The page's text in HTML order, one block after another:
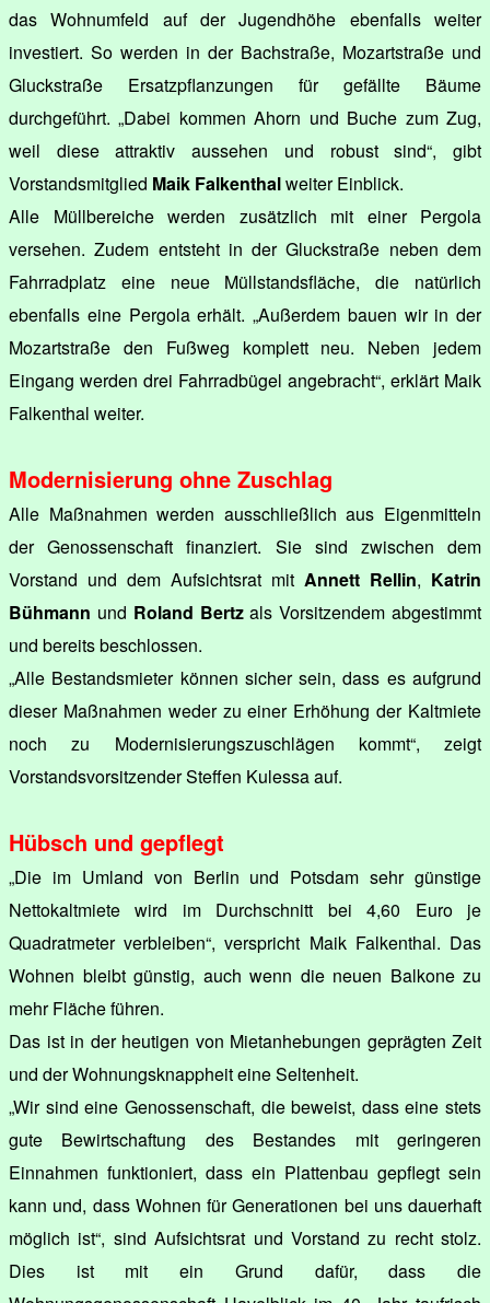
das Wohnumfeld auf der Jugendhöhe ebenfalls weiter
investiert. So werden in der Bachstraße, Mozartstraße und
Gluckstraße Ersatzpflanzungen für gefällte Bäume
durchgeführt. „Dabei kommen Ahorn und Buche zum Zug,
weil diese attraktiv aussehen und robust sind“, gibt
Vorstandsmitglied Maik Falkenthalweiter Einblick.
Alle Müllbereiche werden zusätzlich mit einer Pergola
versehen. Zudem entsteht in der Gluckstraße neben dem
Fahrradplatz eine neue Müllstandsfläche, die natürlich
ebenfalls eine Pergola erhält. „Außerdem bauen wir in der
Mozartstraße den Fußweg komplett neu. Neben jedem
Eingang werden drei Fahrradbügel angebracht“, erklärt Maik
Falkenthal weiter.
Modernisierung ohne Zuschlag
Alle Maßnahmen werden ausschließlich aus Eigenmitteln
der Genossenschaft finanziert. Sie sind zwischen dem
Vorstand und dem Aufsichtsrat mit Annett Rellin, Katrin
Bühmann und Roland Bertzals Vorsitzendem abgestimmt
und bereits beschlossen.
„Alle Bestandsmieter können sicher sein, dass es aufgrund
dieser Maßnahmen weder zu einer Erhöhung der Kaltmiete
noch zu Modernisierungszuschlägen kommt“, zeigt
Vorstandsvorsitzender Steffen Kulessa auf.
Hübsch und gepflegt
„Die im Umland von Berlin und Potsdam sehr günstige
Nettokaltmiete wird im Durchschnitt bei 4,60 Euro je
Quadratmeter verbleiben“, verspricht Maik Falkenthal. Das
Wohnen bleibt günstig, auch wenn die neuen Balkone zu
mehr Fläche führen.
Das ist in der heutigen von Mietanhebungen geprägten Zeit
und der Wohnungsknappheit eine Seltenheit.
„Wir sind eine Genossenschaft, die beweist, dass eine stets
gute Bewirtschaftung des Bestandes mit geringeren
Einnahmen funktioniert, dass ein Plattenbau gepflegt sein
kann und, dass Wohnen für Generationen bei uns dauerhaft
möglich ist“, sind Aufsichtsrat und Vorstand zu recht stolz.
Dies ist mit ein Grund dafür, dass die